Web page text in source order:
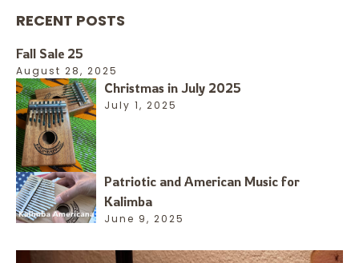
RECENT POSTS
Fall Sale 25
August 28, 2025
Christmas in July 2025
July 1, 2025
Patriotic and American Music for
Kalimba
June 9, 2025